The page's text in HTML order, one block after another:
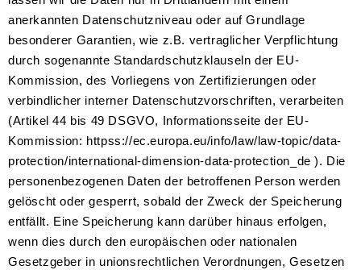
anerkannten Datenschutzniveau oder auf Grundlage
besonderer Garantien, wie z.B. vertraglicher Verpflichtung
durch sogenannte Standardschutzklauseln der EU-
Kommission, des Vorliegens von Zertifizierungen oder
verbindlicher interner Datenschutzvorschriften, verarbeiten
(Artikel 44 bis 49 DSGVO, Informationsseite der EU-
Kommission: httpss://ec.europa.eu/info/law/law-topic/data-
protection/international-dimension-data-protection_de ). Die
personenbezogenen Daten der betroffenen Person werden
gelöscht oder gesperrt, sobald der Zweck der Speicherung
entfällt. Eine Speicherung kann darüber hinaus erfolgen,
wenn dies durch den europäischen oder nationalen
Gesetzgeber in unionsrechtlichen Verordnungen, Gesetzen